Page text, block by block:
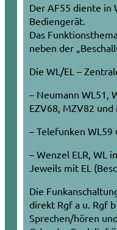
Der AF55 diente in
Bediengerät.
Das
neben der
Die WL/EL –
– Neumann WL51,
EZV68, MZV82 und
– Telefunken WL59
– Wenzel ELR, WL
Jeweils mit EL
Die
direkt Rgf a u. Rgf
Sprechen/hören